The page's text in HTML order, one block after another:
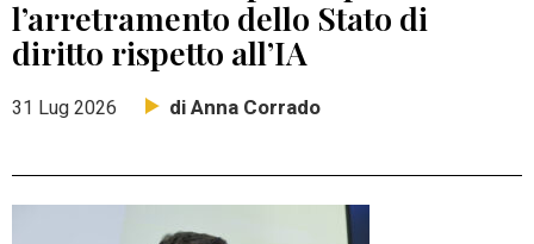
l’arretramento dello Stato di
diritto rispetto all’IA
31 Lug 2026 di Anna Corrado